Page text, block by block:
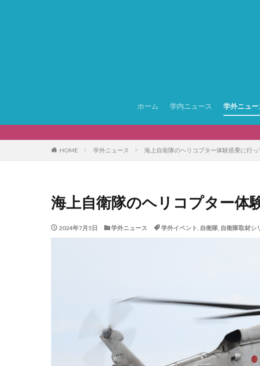
ホーム 学内ニュース 学外ニュー
HOME 学外ニュース 海上自衛隊のヘリコプター体験搭乗に行っ
海上自衛隊のヘリコプター体
2024年7月5日 学外ニュース 学外イベント, 自衛隊, 自衛隊取材シ